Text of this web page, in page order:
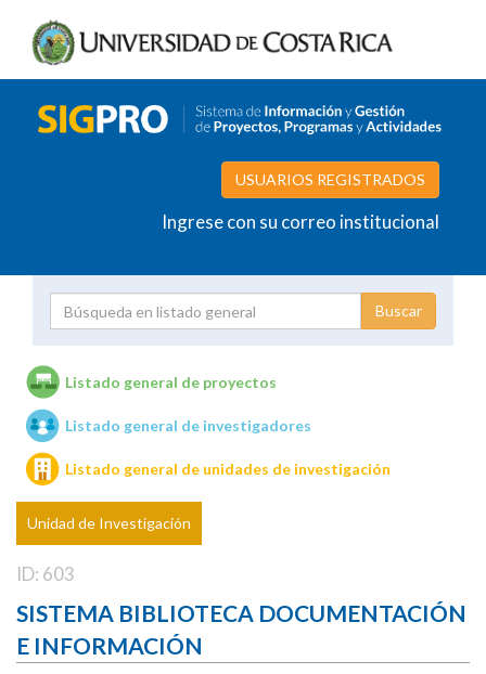
USUARIOS REGISTRADOS
Ingrese con su correo institucional
Unidades de investigación
Listado general de proyectos
Listado general de investigadores
Listado general de unidades de investigación
Unidad de Investigación
ID: 603
SISTEMA BIBLIOTECA DOCUMENTACIÓN
E INFORMACIÓN